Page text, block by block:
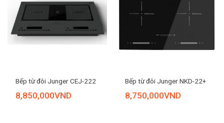
Bếp từ đôi Junger CEJ-222
8,850,000VND
Bếp từ đôi Junger NKD-22+
8,750,000VND